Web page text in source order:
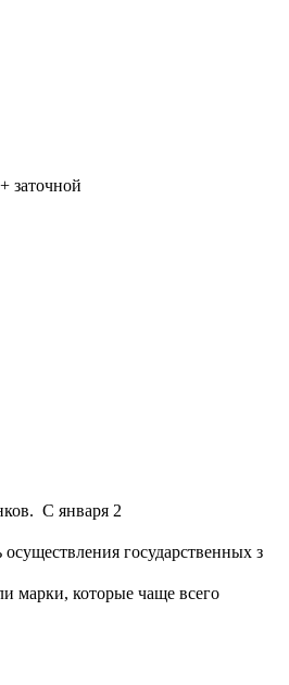
заточной
С января 2
государственных з
марки, которые чаще всего